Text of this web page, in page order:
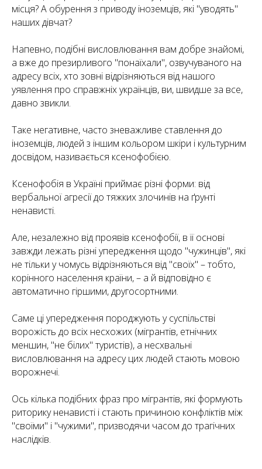
місця? А обурення з приводу іноземців, які "уводять"
наших дівчат?
Напевно, подібні висловлювання вам добре знайомі,
а вже до презирливого "понаїхали", озвучуваного на
адресу всіх, хто зовні відрізняються від нашого
уявлення про справжніх українців, ви, швидше за все,
давно звикли.
Таке негативне, часто зневажливе ставлення до
іноземців, людей з іншим кольором шкіри і культурним
досвідом, називається ксенофобією.
Ксенофобія в Україні приймає різні форми: від
вербальної агресії до тяжких злочинів на ґрунті
ненависті.
Але, незалежно від проявів ксенофобії, в її основі
завжди лежать різні упередження щодо "чужинців", які
не тільки у чомусь відрізняються від "своїх" – тобто,
корінного населення країни, – а й відповідно є
автоматично гіршими, другосортними.
Саме ці упередження породжують у суспільстві
ворожість до всіх несхожих (мігрантів, етнічних
меншин, "не білих" туристів), а несхвальні
висловлювання на адресу цих людей стають мовою
ворожнечі.
Ось кілька подібних фраз про мігрантів, які формують
риторику ненависті і стають причиною конфліктів між
"своїми" і "чужими", призводячи часом до трагічних
наслідків.